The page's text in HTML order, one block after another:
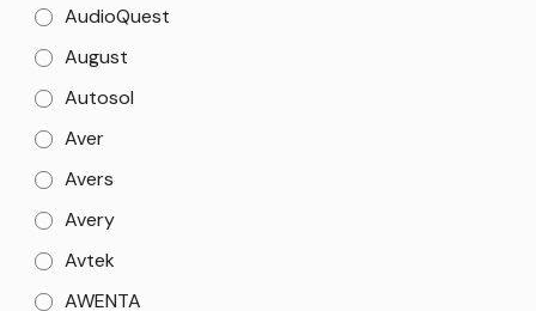
AudioQuest
August
Autosol
Aver
Avers
Avery
Avtek
AWENTA